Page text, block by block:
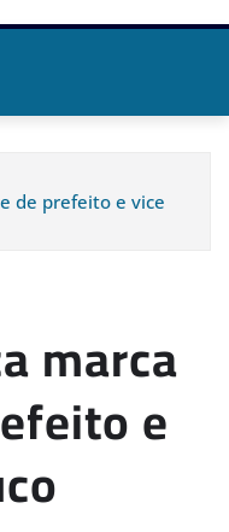
de prefeito e vice
marca
e